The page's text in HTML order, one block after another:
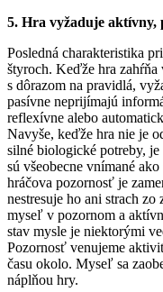
5. Hra vyžaduje aktívny,
Posledná charakteristika
štyroch. Keďže hra zahŕňa
s dôrazom na pravidlá,
pasívne neprijímajú
reflexívne alebo
Navyše, keďže hra nie je
silné biologické potreby,
sú všeobecne vnímané
hráčova pozornosť je
nestresuje ho ani strach
myseľ v pozornom a
stav mysle je niektorými
Pozornosť venujeme
času okolo. Myseľ sa
náplňou hry.